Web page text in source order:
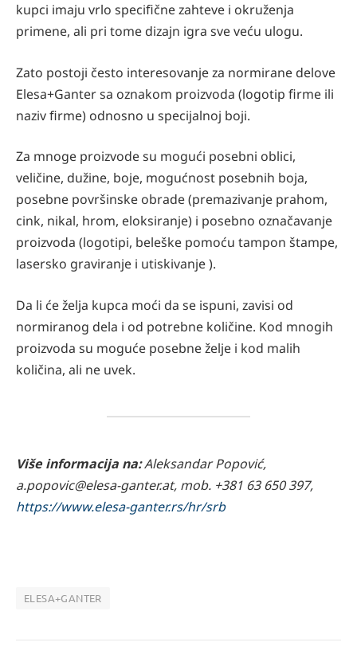
kupci imaju vrlo speciﬁčne zahteve i okruženja
primene, ali pri tome dizajn igra sve veću ulogu.
Zato postoji često interesovanje za normirane delove
Elesa+Ganter sa oznakom proizvoda (logotip ﬁrme ili
naziv ﬁrme) odnosno u specijalnoj boji.
Za mnoge proizvode su mogući posebni oblici,
veličine, dužine, boje, mogućnost posebnih boja,
posebne površinske obrade (premazivanje prahom,
cink, nikal, hrom, eloksiranje) i posebno označavanje
proizvoda (logotipi, beleške pomoću tampon štampe,
lasersko graviranje i utiskivanje ).
Da li će želja kupca moći da se ispuni, zavisi od
normiranog dela i od potrebne količine. Kod mnogih
proizvoda su moguće posebne želje i kod malih
količina, ali ne uvek.
Više informacija na:Aleksandar Popović,
a.popovic@elesa-ganter.at, mob. +381 63 650 397,
https://www.elesa-ganter.rs/hr/srb
ELESA+GANTER